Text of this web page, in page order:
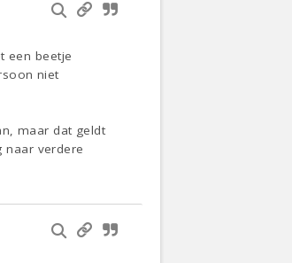
een beetje
niet
maar dat geldt
naar verdere